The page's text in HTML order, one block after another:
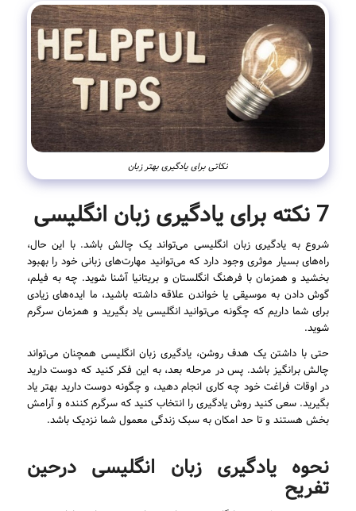
نکاتی برای یادگیری بهتر زبان
7 نکته برای یادگیری زبان انگلیسی
شروع به یادگیری زبان انگلیسی می‌تواند یک چالش باشد. با این حال،
راه‌های بسیار موثری وجود دارد که می‌توانید مهارت‌های زبانی خود را بهبود
بخشید و همزمان با فرهنگ انگلستان و بریتانیا آشنا شوید. چه به فیلم،
گوش دادن به موسیقی یا خواندن علاقه داشته باشید، ما ایده‌های زیادی
برای شما داریم که چگونه می‌توانید انگلیسی یاد بگیرید و همزمان سرگرم
شوید.
حتی با داشتن یک هدف روشن، یادگیری زبان انگلیسی همچنان می‌تواند
چالش برانگیز باشد. پس در مرحله بعد، به این فکر کنید که دوست دارید
در اوقات فراغت خود چه کاری انجام دهید، و چگونه دوست دارید بهتر یاد
بگیرید. سعی کنید روش یادگیری را انتخاب کنید که سرگرم کننده و آرامش
بخش هستند و تا حد امکان به سبک زندگی معمول شما نزدیک باشد.
نحوه یادگیری زبان انگلیسی در‌حین
تفریح